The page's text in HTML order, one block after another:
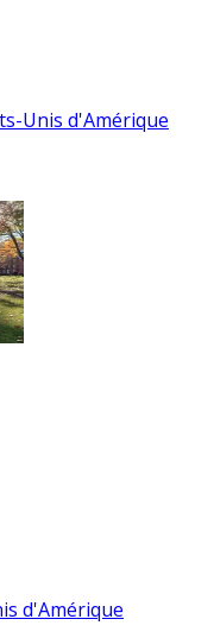
Unis d'Amérique
d'Amérique